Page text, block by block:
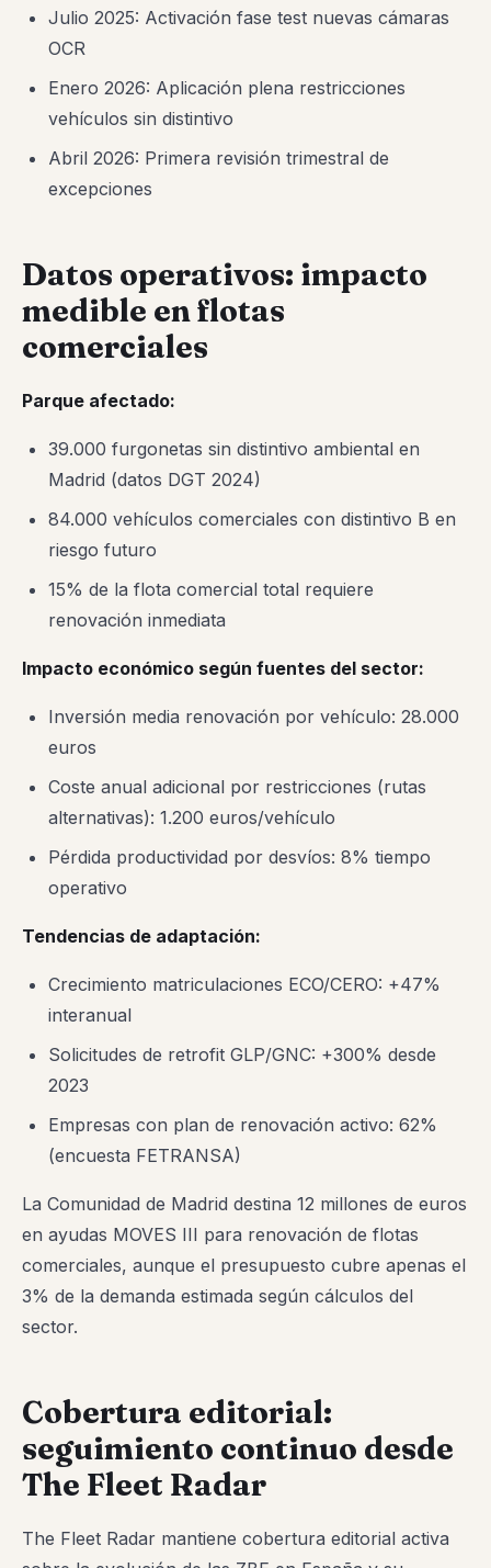
Julio 2025: Activación fase test nuevas cámaras
OCR
Enero 2026: Aplicación plena restricciones
vehículos sin distintivo
Abril 2026: Primera revisión trimestral de
excepciones
Datos operativos: impacto
medible en flotas
comerciales
Parque afectado:
39.000 furgonetas sin distintivo ambiental en
Madrid (datos DGT 2024)
84.000 vehículos comerciales con distintivo B en
riesgo futuro
15% de la flota comercial total requiere
renovación inmediata
Impacto económico según fuentes del sector:
Inversión media renovación por vehículo: 28.000
euros
Coste anual adicional por restricciones (rutas
alternativas): 1.200 euros/vehículo
Pérdida productividad por desvíos: 8% tiempo
operativo
Tendencias de adaptación:
Crecimiento matriculaciones ECO/CERO: +47%
interanual
Solicitudes de retrofit GLP/GNC: +300% desde
2023
Empresas con plan de renovación activo: 62%
(encuesta FETRANSA)
La Comunidad de Madrid destina 12 millones de euros
en ayudas MOVES III para renovación de flotas
comerciales, aunque el presupuesto cubre apenas el
3% de la demanda estimada según cálculos del
sector.
Cobertura editorial:
seguimiento continuo desde
The Fleet Radar
The Fleet Radar mantiene cobertura editorial activa